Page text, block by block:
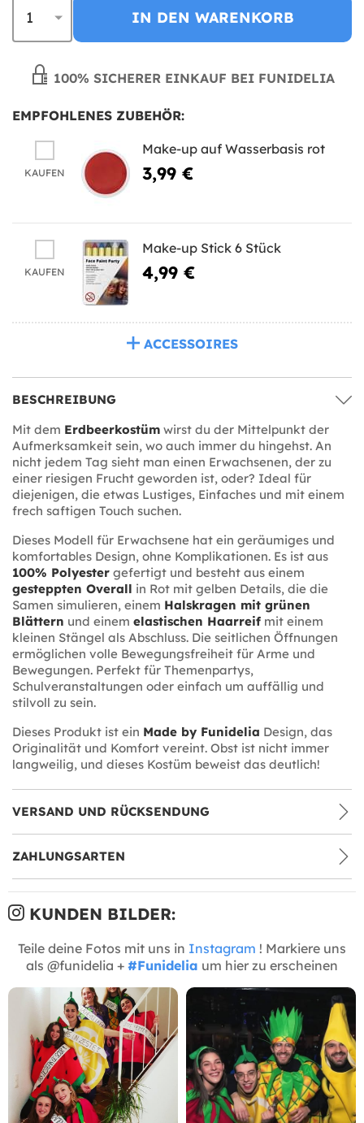
IN DEN WARENKORB
100% SICHERER EINKAUF BEI FUNIDELIA
EMPFOHLENES ZUBEHÖR:
KAUFEN
Make-up auf Wasserbasis rot
3,99 €
KAUFEN
Make-up Stick 6 Stück
4,99 €
ACCESSOIRES
BESCHREIBUNG
Mit dem Erdbeerkostüm wirst du der Mittelpunkt der
Aufmerksamkeit sein, wo auch immer du hingehst. An
nicht jedem Tag sieht man einen Erwachsenen, der zu
einer riesigen Frucht geworden ist, oder? Ideal für
diejenigen, die etwas Lustiges, Einfaches und mit einem
frech saftigen Touch suchen.
Dieses Modell für Erwachsene hat ein geräumiges und
komfortables Design, ohne Komplikationen. Es ist aus
100% Polyester gefertigt und besteht aus einem
gesteppten Overall in Rot mit gelben Details, die die
Samen simulieren, einem Halskragen mit grünen
Blättern und einem elastischen Haarreif mit einem
kleinen Stängel als Abschluss. Die seitlichen Öffnungen
ermöglichen volle Bewegungsfreiheit für Arme und
Bewegungen. Perfekt für Themenpartys,
Schulveranstaltungen oder einfach um auffällig und
stilvoll zu sein.
Dieses Produkt ist ein Made by Funidelia Design, das
Originalität und Komfort vereint. Obst ist nicht immer
langweilig, und dieses Kostüm beweist das deutlich!
VERSAND UND RÜCKSENDUNG
ZAHLUNGSARTEN
KUNDEN BILDER:
Teile deine Fotos mit uns in Instagram ! Markiere uns
als @funidelia + #Funidelia um hier zu erscheinen